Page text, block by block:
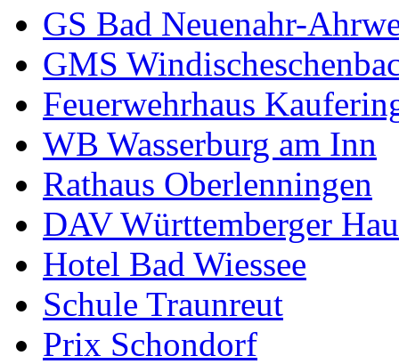
GS Bad Neuenahr-
GMS
Feuerwehrhaus
WB Wasserburg am Inn
Rathaus Oberlenningen
DAV Württemberger
Hotel Bad Wiessee
Schule Traunreut
Prix Schondorf